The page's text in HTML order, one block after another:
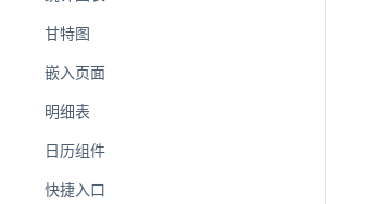
甘特图
嵌入页面
明细表
日历组件
快捷入口